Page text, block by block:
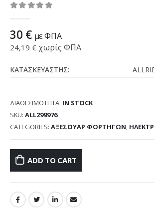
30 € με ΦΠΑ
24,19 € χωρίς ΦΠΑ
ΚΑΤΑΣΚΕΥΑΣΤΗΣ:
ΔΙΑΘΕΣΙΜΌΤΗΤΑ: IN STOCK
SKU: ALL299976
CATEGORIES: ΑΞΕΣΟΥΑΡ ΦΟΡΤΗΓΩΝ
ADD TO CART